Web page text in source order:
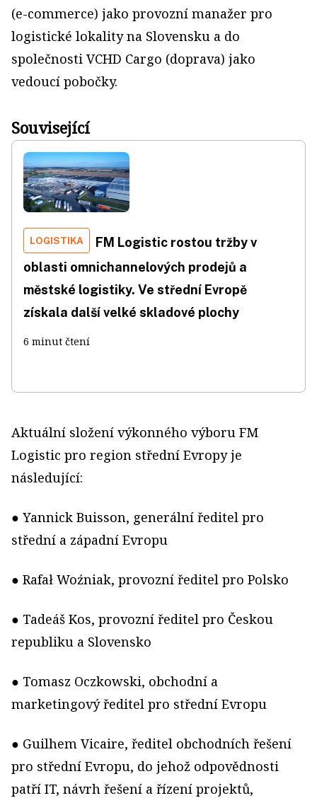
(e-commerce) jako provozní manažer pro
logistické lokality na Slovensku a do
společnosti VCHD Cargo (doprava) jako
vedoucí pobočky.
Související
LOGISTIKA
FM Logistic rostou tržby v
oblasti omnichannelových prodejů a
městské logistiky. Ve střední Evropě
získala další velké skladové plochy
6 minut čtení
Aktuální složení výkonného výboru FM
Logistic pro region střední Evropy je
následující:
● Yannick Buisson, generální ředitel pro
střední a západní Evropu
● Rafał Woźniak, provozní ředitel pro Polsko
● Tadeáš Kos, provozní ředitel pro Českou
republiku a Slovensko
● Tomasz Oczkowski, obchodní a
marketingový ředitel pro střední Evropu
● Guilhem Vicaire, ředitel obchodních řešení
pro střední Evropu, do jehož odpovědnosti
patří IT, návrh řešení a řízení projektů,